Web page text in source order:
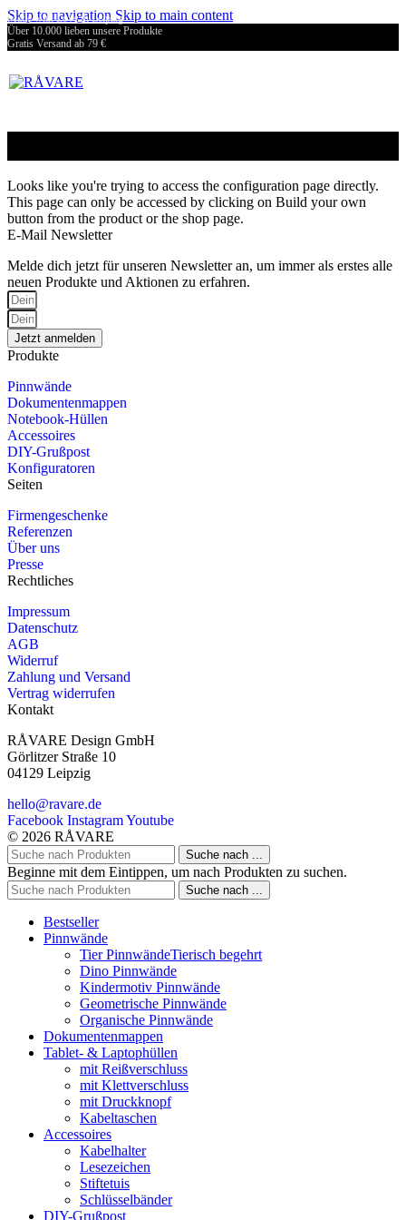
Skip to navigation Skip to main content
Made with Love in Leipzig
Über 10.000 lieben unsere Produkte
Gratis Versand ab 79 €
Looks like you're trying to access the configuration page directly.
This page can only be accessed by clicking on Build your own
button from the product or the shop page.
E-Mail Newsletter
Melde dich jetzt für unseren Newsletter an, um immer als erstes alle
neuen Produkte und Aktionen zu erfahren.
Jetzt anmelden
Produkte
Pinnwände
Dokumentenmappen
Notebook-Hüllen
Accessoires
DIY-Grußpost
Konfiguratoren
Seiten
Firmengeschenke
Referenzen
Über uns
Presse
Rechtliches
Impressum
Datenschutz
AGB
Widerruf
Zahlung und Versand
Vertrag widerrufen
Kontakt
RÅVARE Design GmbH
Görlitzer Straße 10
04129 Leipzig
hello@ravare.de
Facebook InstagramYoutube
© 2026 RÅVARE
Suche nach ...
Beginne mit dem Eintippen, um nach Produkten zu suchen.
Suche nach ...
Bestseller
Pinnwände
Tier PinnwändeTierisch begehrt
Dino Pinnwände
Kindermotiv Pinnwände
Geometrische Pinnwände
Organische Pinnwände
Dokumentenmappen
Tablet- & Laptophüllen
mit Reißverschluss
mit Klettverschluss
mit Druckknopf
Kabeltaschen
Accessoires
Kabelhalter
Lesezeichen
Stiftetuis
Schlüsselbänder
DIY-Grußpost